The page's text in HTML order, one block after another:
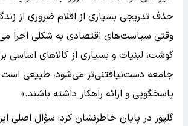
حذف تدریجی بسیاری از اقلام ضروری از
وقتی سیاست‌های اقتصادی به شکلی اجرا
گوشت، لبنیات و بسیاری از کالاهای اساسی
جامعه دست‌نیافتنی‌تر می‌شود، طبیعی است
پاسخگویی و ارائه راهکار داشته باشند.»
گلپور در پایان خاطرنشان کرد: سؤال اصلی